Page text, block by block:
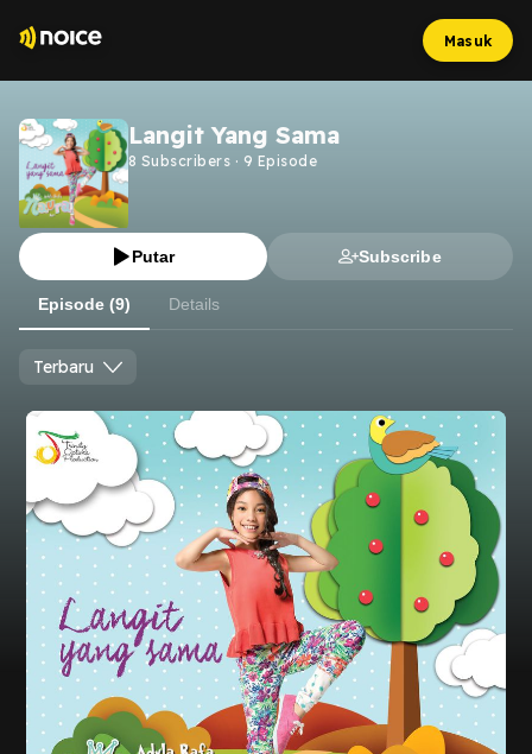
Masuk
Langit Yang Sama
8 Subscribers · 9 Episode
Putar Subscribe
Episode (9) Details
Terbaru